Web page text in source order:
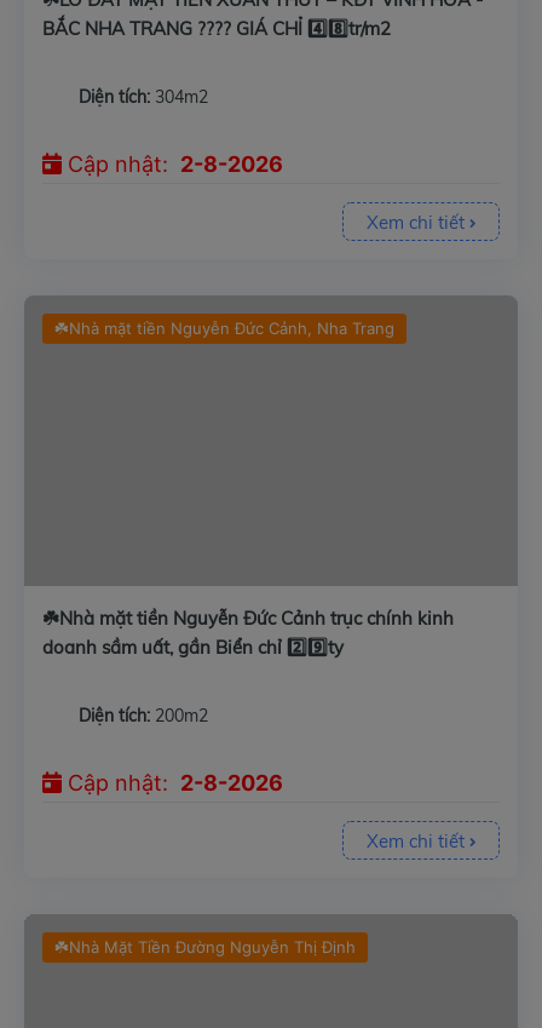
BẮC NHA TRANG ???? GIÁ CHỈ 4️⃣8️⃣tr/m2
Diện tích: 304m2
Cập nhật: 2-8-2026
Xem chi tiết
☘️Nhà mặt tiền Nguyễn Đức Cảnh, Nha Trang
☘️Nhà mặt tiền Nguyễn Đức Cảnh trục chính kinh
doanh sầm uất, gần Biển chỉ 2️⃣9️⃣ty
Diện tích: 200m2
Cập nhật: 2-8-2026
Xem chi tiết
☘️Nhà Mặt Tiền Đường Nguyễn Thị Định